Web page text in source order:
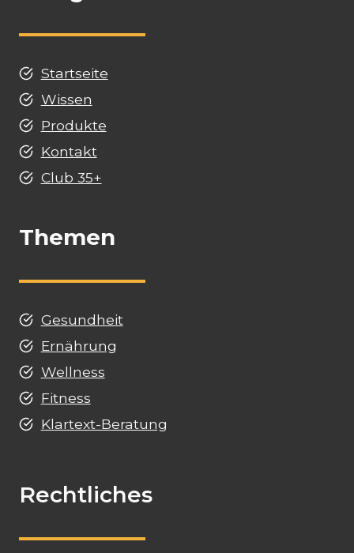
Startseite
Wissen
Produkte
Kontakt
Club 35+
Themen
Gesundheit
Ernährung
Wellness
Fitness
Klartext-Beratung
Rechtliches